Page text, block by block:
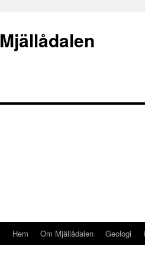
Mjällådalen
GåHem Om Mjällådalen Geologi